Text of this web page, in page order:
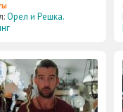
Орел и Решка.